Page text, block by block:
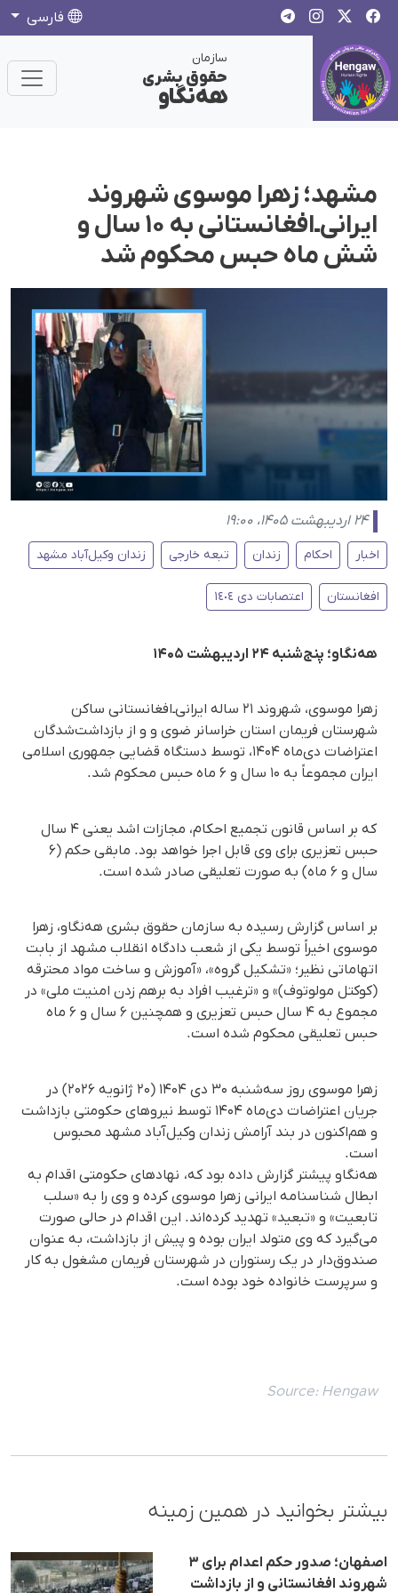
فارسی
سازمان
حقوق بشری
هەنگاو
مشهد؛ زهرا موسوی شهروند
ایرانی‌ـ‌افغانستانی به ۱۰ سال و
شش ماه حبس محکوم شد
۲۴ اردیبهشت ۱۴۰۵، ۱۹:۰۰
اخبار احکام زندان تبعه خارجی زندان وکیل‌آباد مشهد
افغانستان اعتصابات دی ١٤٠٤
هه‌نگاو؛ پنج‌شنبه ۲۴ اردیبهشت ۱۴۰۵
زهرا موسوی، شهروند ۲۱ ساله ایرانی‌ـ‌افغانستانی ساکن
شهرستان فریمان استان خراسانر ضوی و و از بازداشت‌شدگان
اعتراضات دی‌ماه ۱۴۰۴، توسط دستگاه قضایی جمهوری اسلامی
ایران مجموعاً به ۱۰ سال و ۶ ماه حبس محکوم شد.
که بر اساس قانون تجمیع احکام، مجازات اشد یعنی ۴ سال
حبس تعزیری برای وی قابل اجرا خواهد بود. مابقی حکم (۶
سال و ۶ ماه) به صورت تعلیقی صادر شده است.
بر اساس گزارش رسیده به سازمان حقوق بشری هه‌نگاو، زهرا
موسوی اخیراً توسط یکی از شعب دادگاه انقلاب مشهد از بابت
اتهاماتی نظیر؛ «تشکیل گروه»، «آموزش و ساخت مواد محترقه
(کوکتل مولوتوف)» و «ترغیب افراد به برهم زدن امنیت ملی» در
مجموع به ۴ سال حبس تعزیری و همچنین ۶ سال و ۶ ماه
حبس تعلیقی محکوم شده است.
زهرا موسوی روز سه‌شنبه ۳۰ دی ۱۴۰۴ (۲۰ ژانویه ۲۰۲۶) در
جریان اعتراضات دی‌ماه ۱۴۰۴ توسط نیروهای حکومتی بازداشت
و هم‌اکنون در بند آرامش زندان وکیل‌آباد مشهد محبوس
است.
هه‌نگاو پیشتر گزارش داده بود که، نهادهای حکومتی اقدام به
ابطال شناسنامه ایرانی زهرا موسوی کرده و وی را به «سلب
تابعیت» و «تبعید» تهدید کرده‌اند. این اقدام در حالی صورت
می‌گیرد که وی متولد ایران بوده و پیش از بازداشت، به عنوان
صندوق‌دار در یک رستوران در شهرستان فریمان مشغول به کار
و سرپرست خانواده خود بوده است.
Source: Hengaw
بیشتر بخوانید در همین زمینه
اصفهان؛ صدور حکم اعدام برای ۳
شهروند افغانستانی و از بازداشت